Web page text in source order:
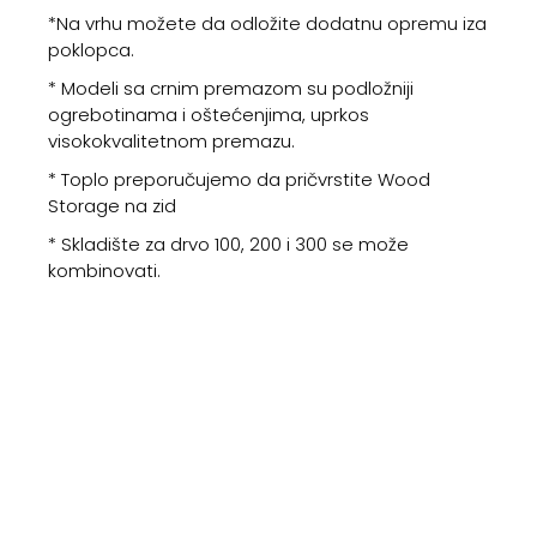
*Na vrhu možete da odložite dodatnu opremu iza
poklopca.
* Modeli sa crnim premazom su podložniji
ogrebotinama i oštećenjima, uprkos
visokokvalitetnom premazu.
* Toplo preporučujemo da pričvrstite Wood
Storage na zid
* Skladište za drvo 100, 200 i 300 se može
kombinovati.